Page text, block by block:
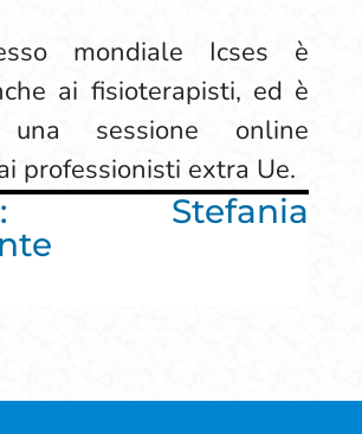
mondiale Icses è
ai fisioterapisti, ed è
una sessione online
professionisti extra Ue.
Stefania